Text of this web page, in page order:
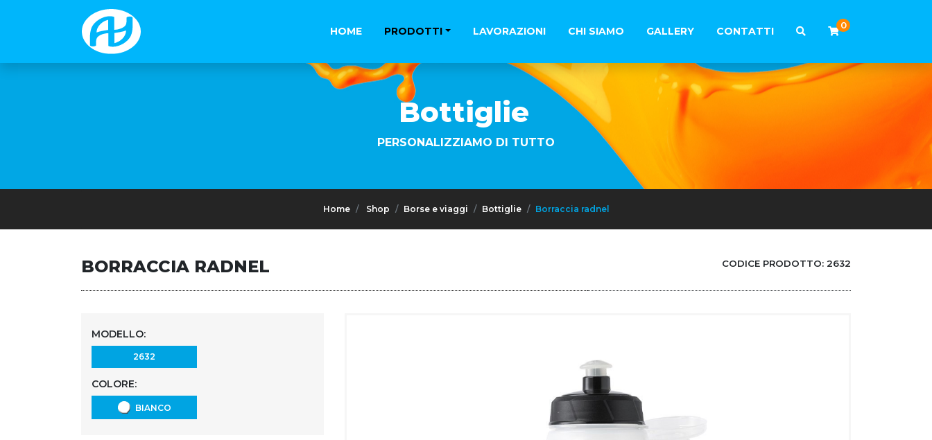
HOME PRODOTTI LAVORAZIONI CHI SIAMO GALLERY CONTATTI 0
Bottiglie
PERSONALIZZIAMO DI TUTTO
Home Shop Borse e viaggi Bottiglie Borraccia radnel
BORRACCIA RADNEL CODICE PRODOTTO: 2632
MODELLO:
2632
COLORE:
BIANCO